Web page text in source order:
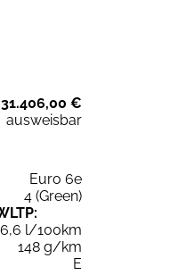
31.406,00 €
ausweisbar
Euro 6e
4 (Green)
6,6 l/100km
148 g/km
E